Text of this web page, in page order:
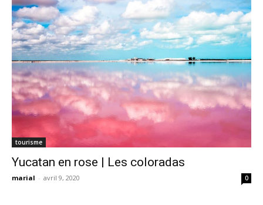
tourisme
Yucatan en rose | Les coloradas
marial - avril 9, 2020 0